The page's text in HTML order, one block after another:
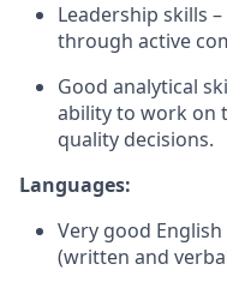
Leadership skills
through active
Good analytical
ability to work on
quality decisions.
Languages:
Very good
(written and